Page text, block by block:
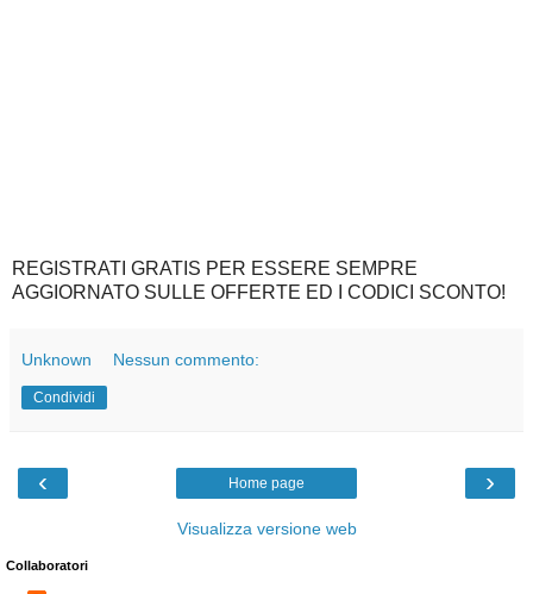
REGISTRATI GRATIS PER ESSERE SEMPRE
AGGIORNATO SULLE OFFERTE ED I CODICI SCONTO!
Unknown Nessun commento:
Condividi
‹ ›
Home page
Visualizza versione web
Collaboratori